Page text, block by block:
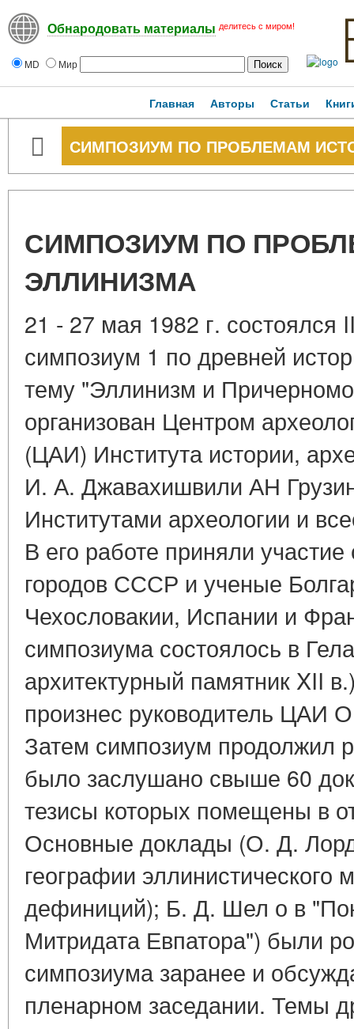
Обнародовать материалы делитесь с миром!
MD Мир
Главная Авторы Статьи
СИМПОЗИУМ ПО ПРОБЛЕМАМ
СИМПОЗИУМ ПО
ЭЛЛИНИЗМА
21 - 27 мая 1982 г. состоялся
симпозиум 1 по древней
тему "Эллинизм и
организован Центром
(ЦАИ) Института истории,
И. А. Джавахишвили АН
Институтами археологии и
В его работе приняли
городов СССР и ученые
Чехословакии, Испании и
симпозиума состоялось в
архитектурный памятник XII
произнес руководитель ЦАИ
Затем симпозиум продолжил
было заслушано свыше 60
тезисы которых помещены в
Основные доклады (О. Д.
географии эллинистического
дефиниций); Б. Д. Шел о в
Митридата Евпатора") были
симпозиума заранее и
пленарном заседании. Темы